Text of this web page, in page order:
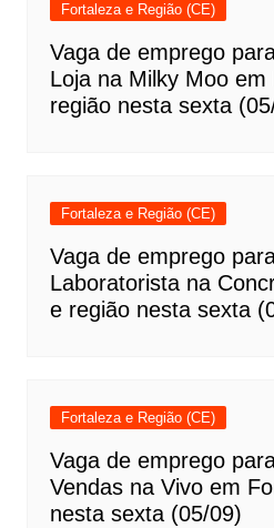
Fortaleza e Região (CE)
Vaga de emprego
Loja na Milky Moo em
região nesta sexta
Fortaleza e Região (CE)
Vaga de emprego
Laboratorista na
e região nesta sexta
Fortaleza e Região (CE)
Vaga de emprego
Vendas na Vivo em
nesta sexta (05/09)